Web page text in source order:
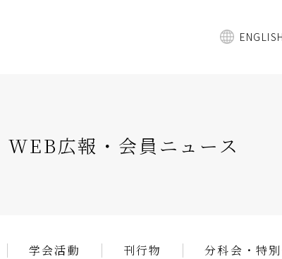
ENGLISH
WEB広報・会員ニュース
学会活動 刊行物 分科会・特